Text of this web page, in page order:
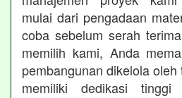
mulai dari pengadaan
coba sebelum serah
memilih kami, Anda
pembangunan dikelola
memiliki dedikasi tinggi